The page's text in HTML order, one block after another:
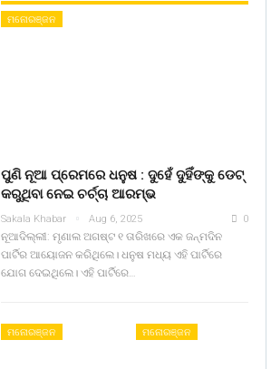
ମନୋରଞ୍ଜନ
ପୁଣି ନୂଆ ପ୍ରେମରେ ଧନୁଷ : ଦୁହେଁ ଦୁହିଁଙ୍କୁ ଡେଟ୍
କରୁଥିବା ନେଇ ଚର୍ଚ୍ଚା ଆରମ୍ଭ
Sakala Khabar Aug 6, 2025 0
ନୂଆଦିଲ୍ଲୀ: ମୃଣାଲ ଅଗଷ୍ଟ ୧ ତାରିଖରେ ଏକ ଜନ୍ମଦିନ
ପାର୍ଟିର ଆୟୋଜନ କରିଥିଲେ। ଧନୁଷ ମଧ୍ୟ ଏହି ପାର୍ଟିରେ
ଯୋଗ ଦେଇଥିଲେ। ଏହି ପାର୍ଟିରେ…
ମନୋରଞ୍ଜନ ମନୋରଞ୍ଜନ